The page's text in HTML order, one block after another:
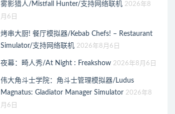
雾影猎人/Mistfall Hunter/支持网络联机 2026年8
月6日
烤串大厨! 餐厅模拟器/Kebab Chefs! – Restaurant
Simulator/支持网络联机 2026年8月6日
夜幕：畸人秀/At Night : Freakshow 2026年8月6日
伟大角斗士学院：角斗士管理模拟器/Ludus
Magnatus: Gladiator Manager Simulator 2026年8
月6日